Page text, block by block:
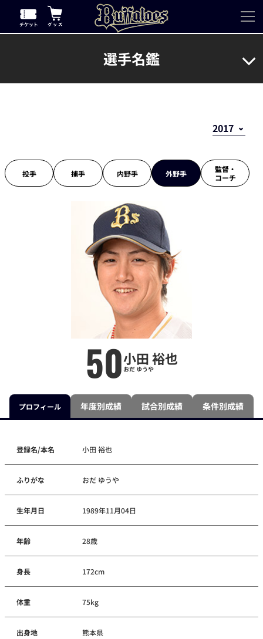
選手名鑑
投手 捕手 内野手 外野手
監督・
コーチ
50小田 裕也
おだ ゆうや
プロフィール 年度別成績 試合別成績 条件別成績
登録名/本名 小田 裕也
ふりがな おだ ゆうや
生年月日 1989年11月04日
年齢 28歳
身長 172cm
体重 75kg
出身地 熊本県